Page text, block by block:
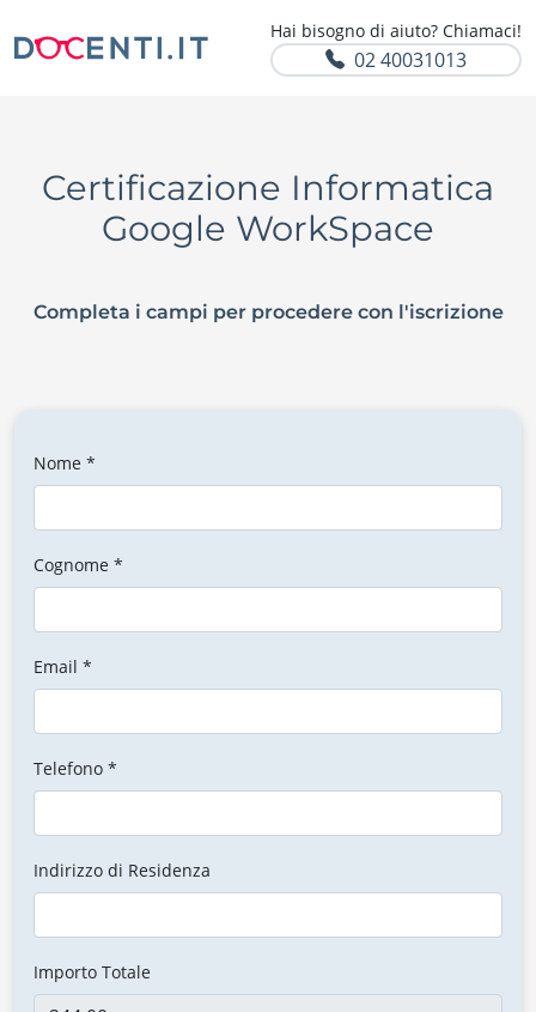
Hai bisogno di aiuto? Chiamaci!
02 40031013
Certificazione Informatica
Google WorkSpace
Completa i campi per procedere con l'iscrizione
Nome *
Cognome *
Email *
Telefono *
Indirizzo di Residenza
Importo Totale